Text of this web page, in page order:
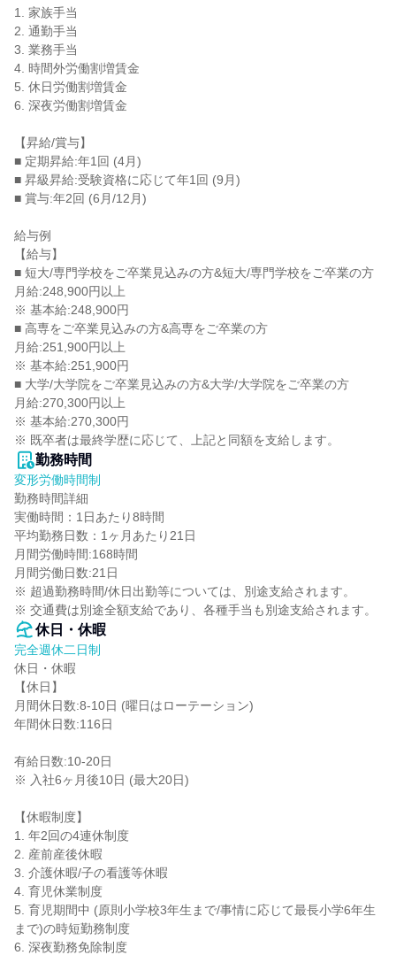
1. 家族手当
2. 通勤手当
3. 業務手当
4. 時間外労働割増賃金
5. 休日労働割増賃金
6. 深夜労働割増賃金
【昇給/賞与】
■ 定期昇給:年1回 (4月)
■ 昇級昇給:受験資格に応じて年1回 (9月)
■ 賞与:年2回 (6月/12月)
給与例
【給与】
■ 短大/専門学校をご卒業見込みの方&短大/専門学校をご卒業の方
月給:248,900円以上
※ 基本給:248,900円
■ 高専をご卒業見込みの方&高専をご卒業の方
月給:251,900円以上
※ 基本給:251,900円
■ 大学/大学院をご卒業見込みの方&大学/大学院をご卒業の方
月給:270,300円以上
※ 基本給:270,300円
※ 既卒者は最終学歴に応じて、上記と同額を支給します。
勤務時間
変形労働時間制
勤務時間詳細
実働時間：1日あたり8時間
平均勤務日数：1ヶ月あたり21日
月間労働時間:168時間
月間労働日数:21日
※ 超過勤務時間/休日出勤等については、別途支給されます。
※ 交通費は別途全額支給であり、各種手当も別途支給されます。
休日・休暇
完全週休二日制
休日・休暇
【休日】
月間休日数:8-10日 (曜日はローテーション)
年間休日数:116日
有給日数:10-20日
※ 入社6ヶ月後10日 (最大20日)
【休暇制度】
1. 年2回の4連休制度
2. 産前産後休暇
3. 介護休暇/子の看護等休暇
4. 育児休業制度
5. 育児期間中 (原則小学校3年生まで/事情に応じて最長小学6年生
まで)の時短勤務制度
6. 深夜勤務免除制度